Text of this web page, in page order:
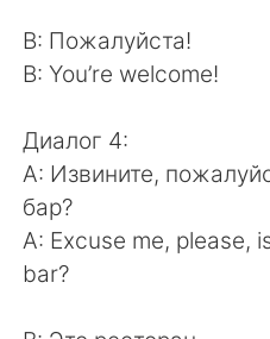
В: Пожалуйста!
В: You’re welcome!
Диалог 4:
А: Извините,
бар?
А: Excuse me, please,
bar?